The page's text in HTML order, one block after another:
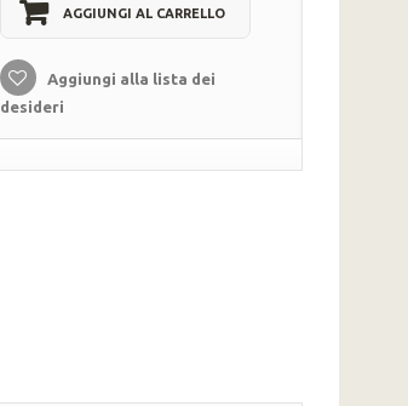
AGGIUNGI AL CARRELLO
Aggiungi alla lista dei
desideri